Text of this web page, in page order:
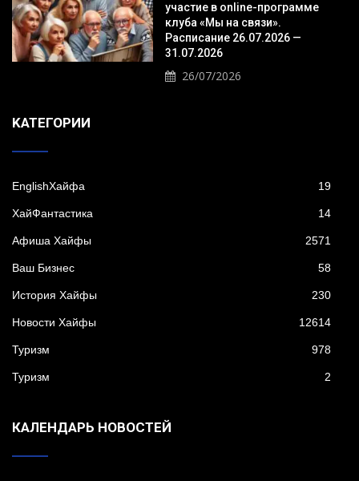
участие в online-программе
клуба «Мы на связи».
Расписание 26.07.2026 —
31.07.2026
26/07/2026
KАТЕГОРИИ
EnglishХайфа 19
XайФантастика 14
Афиша Хайфы 2571
Ваш Бизнес 58
История Хайфы 230
Новости Хайфы 12614
Туризм 978
Туризм 2
КАЛЕНДАРЬ НОВОСТЕЙ